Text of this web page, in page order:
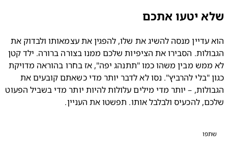
יטעו אתכם
הוא עדיין מנסה להשיג את שלו, להפגין את עצמאותו ולבדוק את
הגבולות. הסבירו את הציפיות שלכם ממנו בצורה ברורה. ילד קטן
לא ממש מבין משהו כמו "תתנהג יפה", אז בחרו בהוראה מדויקת
כגון "בלי להרביץ". נסו לא לדבר יותר מדי כשאתם קובעים את
הגבולות, – יותר מדי מילים עלולות להיות יותר מדי בשביל הפעוט
להכעיס ולבלבל אותו. תפשטו את העניין.